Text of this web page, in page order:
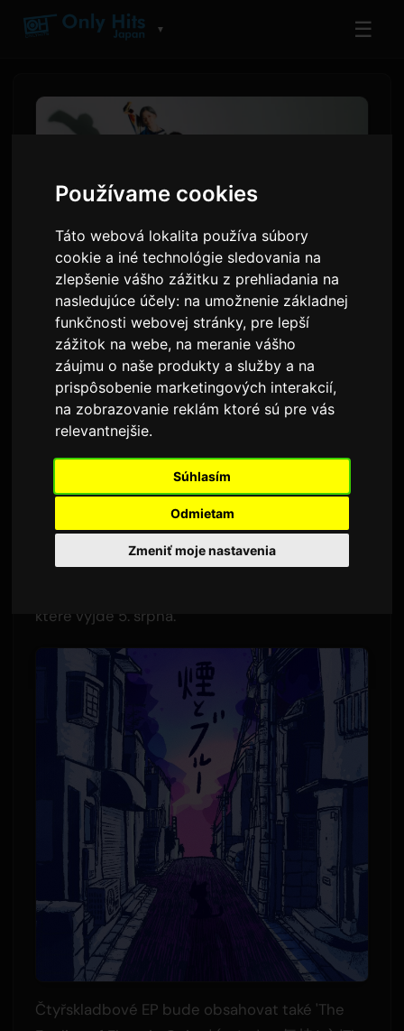
Používame cookies
Táto webová lokalita používa súbory
cookie a iné technológie sledovania na
zlepšenie vášho zážitku z prehliadania na
nasledujúce účely: na umožnenie základnej
funkčnosti webovej stránky, pre lepší
zážitok na webe, na meranie vášho
záujmu o naše produkty a služby a na
prispôsobenie marketingových interakcií,
na zobrazovanie reklám ktoré sú pre vás
relevantnejšie.
Súhlasím
Odmietam
Zmeniť moje nastavenia
▼ ☰
Necry Talkie zahraje
závěrečnou znělku pro
anime 'Yanineko'
Autor:Sam 1 júna 2026
2,836 zobrazení
Necry Talkie poskytne závěrečnou znělku pro
televizní animeYanineko, které začíná 2.
července. Píseň s názvem 'Smoke and Blue' (煙
které vyjde 5. srpna.
Čtyřskladbové EP bude obsahovat také 'The